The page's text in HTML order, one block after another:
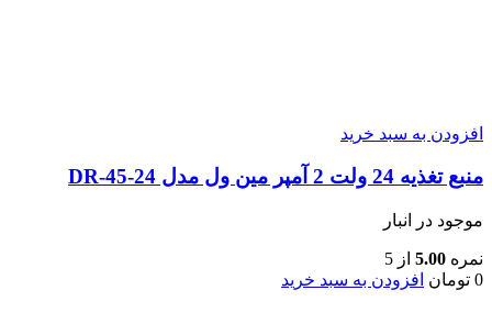
افزودن به سبد خرید
منبع تغذیه 24 ولت 2 آمپر مین ول مدل DR-45-24
موجود در انبار
نمره 5.00 از 5
0 تومان افزودن به سبد خرید